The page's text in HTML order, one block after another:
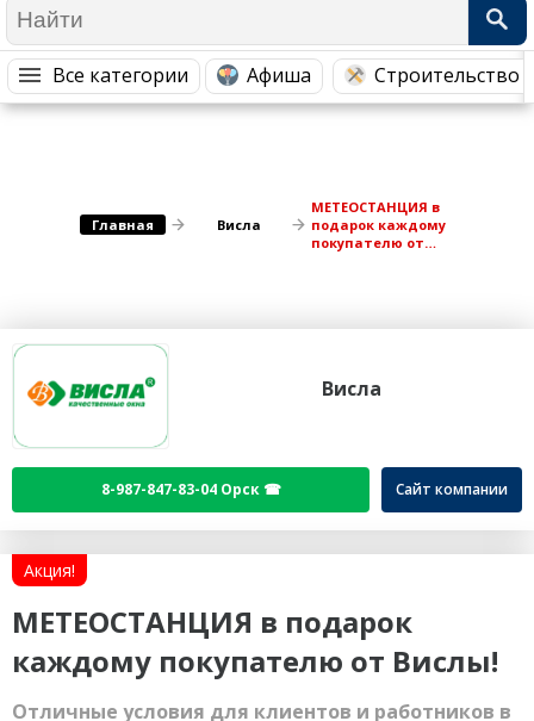
Все категории Афиша Строительство
Гостиницы Городское хозяйство
Купоны
Главная Висла
МЕТЕОСТАНЦИЯ в
подарок каждому
покупателю от
Висла
8-987-847-83-04 Орск ☎ Сайт компании
Акция!
МЕТЕОСТАНЦИЯ в подарок
каждому покупателю от Вислы!
Отличные условия для клиентов и работников в